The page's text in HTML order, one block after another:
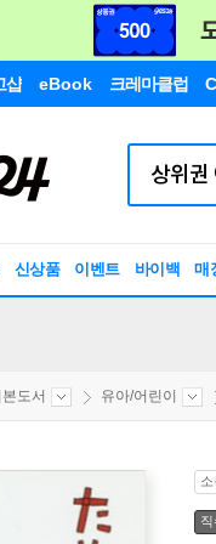
샵 eBook 크레마클럽
신상품 이벤트 바이백 매
본도서 유아/어린이